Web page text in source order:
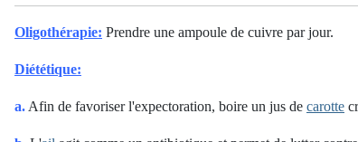
Oligothérapie: Prendre une ampoule de cuivre par jour.
Diététique:
a. Afin de favoriser l'expectoration, boire un jus de carotte